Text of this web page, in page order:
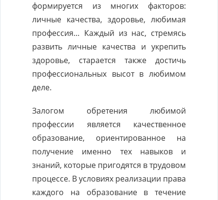
формируется из многих факторов:
личные качества, здоровье, любимая
профессия… Каждый из нас, стремясь
развить личные качества и укрепить
здоровье, старается также достичь
профессиональных высот в любимом
деле.
Залогом обретения любимой
профессии является качественное
образование, ориентированное на
получение именно тех навыков и
знаний, которые пригодятся в трудовом
процессе. В условиях реализации права
каждого на образование в течение